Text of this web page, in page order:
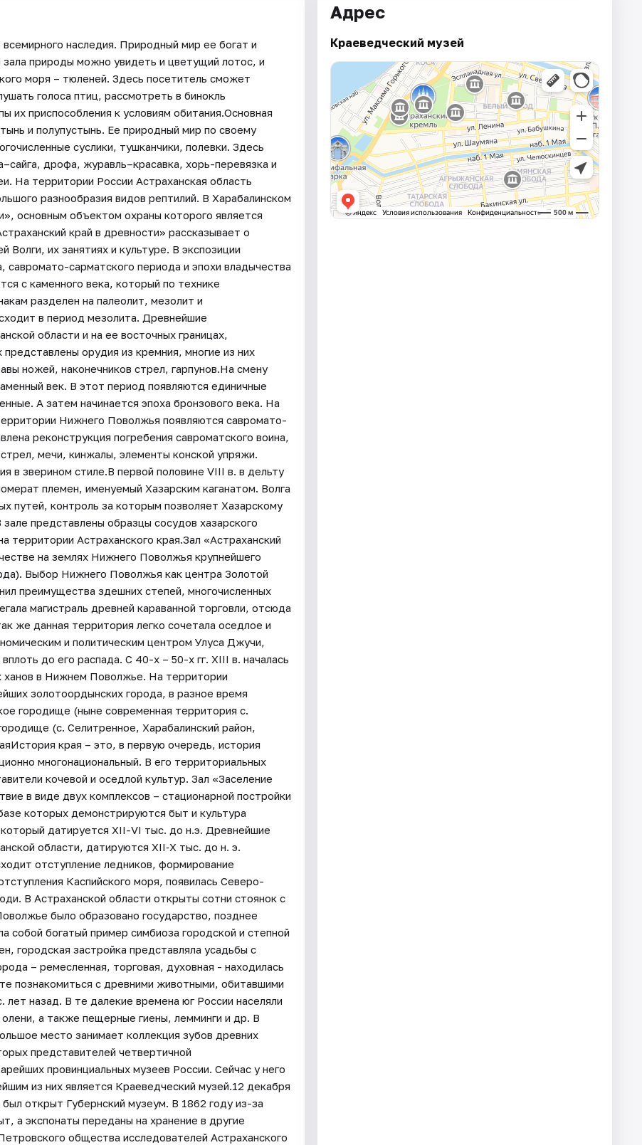
наследия. Природный мир ее богат и
природы можно увидеть и цветущий лотос, и
моря – тюленей. Здесь посетитель сможет
голоса птиц, рассмотреть в бинокль
их приспособления к условиям обитания.Основная
и полупустынь. Ее природный мир по своему
суслики, тушканчики, полевки. Здесь
дрофа, журавль–красавка, хорь-перевязка и
На территории России Астраханская область
разнообразия видов рептилий. В Харабалинском
основным объектом охраны которого является
край в древности» рассказывает о
их занятиях и культуре. В экспозиции
сарматского периода и эпохи владычества
с каменного века, который по технике
разделен на палеолит, мезолит и
в период мезолита. Древнейшие
области и на ее восточных границах,
орудия из кремния, многие из них
ножей, наконечников стрел, гарпунов.На смену
век. В этот период появляются единичные
А затем начинается эпоха бронзового века. На
Нижнего Поволжья появляются савромато-
реконструкция погребения савроматского воина,
мечи, кинжалы, элементы конской упряжи.
в зверином стиле.В первой половине VIII в. в дельту
племен, именуемый Хазарским каганатом. Волга
путей, контроль за которым позволяет Хазарскому
представлены образцы сосудов хазарского
территории Астраханского края.Зал «Астраханский
на землях Нижнего Поволжья крупнейшего
Выбор Нижнего Поволжья как центра Золотой
преимущества здешних степей, многочисленных
магистраль древней караванной торговли, отсюда
же данная территория легко сочетала оседлое и
и политическим центром Улуса Джучи,
до его распада. С 40-х – 50-х гг. XIII в. началась
ханов в Нижнем Поволжье. На территории
золотоордынских города, в разное время
городище (ныне современная территория с.
(с. Селитренное, Харабалинский район,
края – это, в первую очередь, история
многонациональный. В его территориальных
кочевой и оседлой культур. Зал «Заселение
в виде двух комплексов – стационарной постройки
которых демонстрируются быт и культура
датируется XII-VI тыс. до н.э. Древнейшие
области, датируются XII‐X тыс. до н. э.
отступление ледников, формирование
Каспийского моря, появилась Северо-
В Астраханской области открыты сотни стоянок с
было образовано государство, позднее
собой богатый пример симбиоза городской и степной
городская застройка представляла усадьбы с
– ремесленная, торговая, духовная - находилась
познакомиться с древними животными, обитавшими
назад. В те далекие времена юг России населяли
а также пещерные гиены, лемминги и др. В
место занимает коллекция зубов древних
представителей четвертичной
провинциальных музеев России. Сейчас у него
из них является Краеведческий музей.12 декабря
открыт Губернский музеум. В 1862 году из-за
а экспонаты переданы на хранение в другие
общества исследователей Астраханского
Адрес
Краеведческий музей